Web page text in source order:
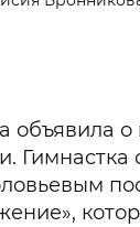
объявила о
Гимнастка